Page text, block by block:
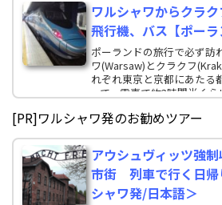
ワルシャワからクラク
飛行機、バス【ポーラ
ポーランドの旅行で必ず訪
ワ(Warsaw)とクラクフ
れぞれ東京と京都にあたる
mで、電車で約2時間半く
[PR]ワルシャワ発のお勧めツアー
アウシュヴィッツ強
市街 列車で行く日帰
シャワ発/日本語＞